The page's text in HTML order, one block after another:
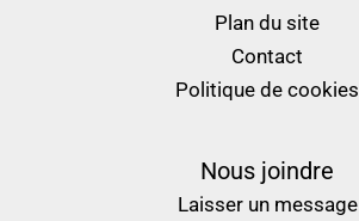
Plan du site
Contact
Politique de cookies
Nous joindre
Laisser un message